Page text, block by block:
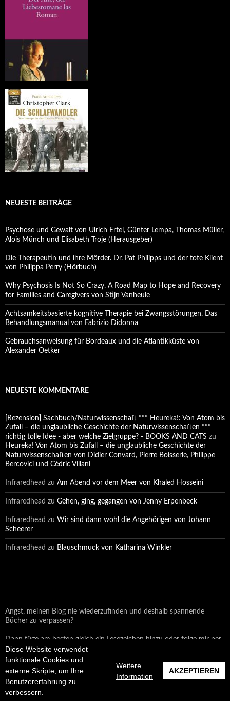
Diese Website verwendet
funktionale Cookies und
externe Skripte, um Ihre
Benutzererfahrung zu
verbessern.
Weitere
Information
AKZEPTIEREN
NEUESTE BEITRÄGE
Psychose und Gewalt von Ulrich Ertel, Günter Lempa, Thomas Müller,
Alois Münch und Elisabeth Troje (Herausgeber)
Die Therapeutin und ihre Mörder. Dr. Pat Philipps und der tote Klient
von Philippa Perry (Hörbuch)
Why Psychosis Is Not So Crazy. A Road Map to Hope and Recovery
for Families and Caregivers von Stijn Vanheule
Achtsamkeitsbasierte kognitive Therapie bei Zwangsstörungen. Das
Behandlungsmanual von Fabrizio Didonna
Gebrauchsanweisung für Bordeaux und die Atlantikküste von
Alexander Oetker
NEUESTE KOMMENTARE
[Rezension] Sachbuch/Naturwissenschaft *** Heureka!: Von Atom bis
Zufall – die unglaubliche Geschichte der Naturwissenschaften ***
richtig tolle Idee - aber welche Zielgruppe? - BOOKS AND CATS zu
Heureka! Von Atom bis Zufall – die unglaubliche Geschichte der
Naturwissenschaften von Didier Convard, Pierre Boisserie, Philippe
Bercovici und Cédric Villani
Infraredhead zu Am Abend vor dem Meer von Khaled Hosseini
Infraredhead zu Gehen, ging, gegangen von Jenny Erpenbeck
Infraredhead zu Wir sind dann wohl die Angehörigen von Johann
Scheerer
Infraredhead zu Blauschmuck von Katharina Winkler
Angst, meinen Blog nie wiederzufinden und deshalb spannende
Bücher zu verpassen?
Dann füge am besten gleich ein Lesezeichen hinzu oder folge mir per
Email oder auf Facebook!
Datenschutzerklärung